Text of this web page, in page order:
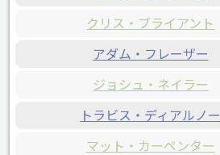
クリス・ブライアント
アダム・フレーザー
ジョシュ・ネイラー
トラビス・ディアルノー
マット・カーペンター